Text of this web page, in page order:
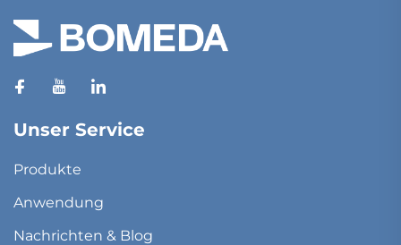
Unser Service
Produkte
Anwendung
Nachrichten & Blog